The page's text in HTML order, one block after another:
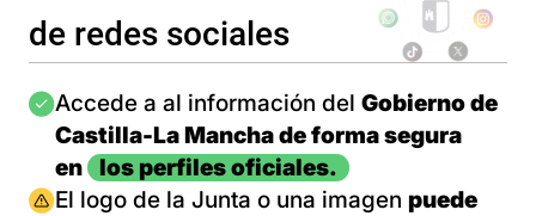
de redes sociales
Imagen
Accede a al información del Gobierno de
Castilla-La Mancha de forma segura
en
los perfiles oficiales.
Imagen
El logo de la Junta o una imagen puede